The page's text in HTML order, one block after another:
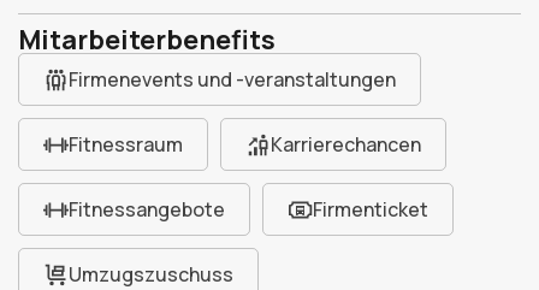
Mitarbeiterbenefits
Firmenevents und -veranstaltungen
Fitnessraum Karrierechancen
Fitnessangebote Firmenticket
Umzugszuschuss